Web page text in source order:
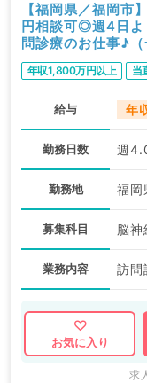
【福岡県／福岡
円相談可◎週4日
問診療のお仕事♪（
年収1,800万円以上 当
給与 年
勤務日数 週
勤務地 福岡
募集科目
業務内容 訪問
お気に入り
求